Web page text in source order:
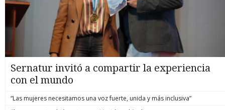
Sernatur invitó a compartir la experiencia
con el mundo
“Las mujeres necesitamos una voz fuerte, unida y más inclusiva”